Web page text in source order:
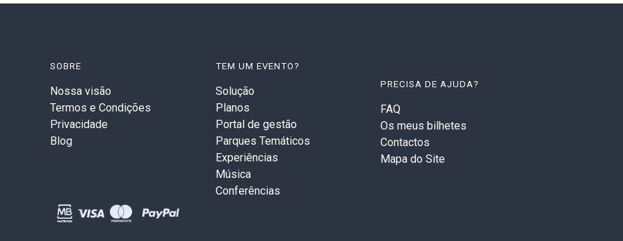
SOBRE
Nossa visão
Termos e Condições
Privacidade
Blog
TEM UM EVENTO?
Solução
Planos
Portal de gestão
Parques Temáticos
Experiências
Música
Conferências
PRECISA DE AJUDA?
FAQ
Os meus bilhetes
Contactos
Mapa do Site